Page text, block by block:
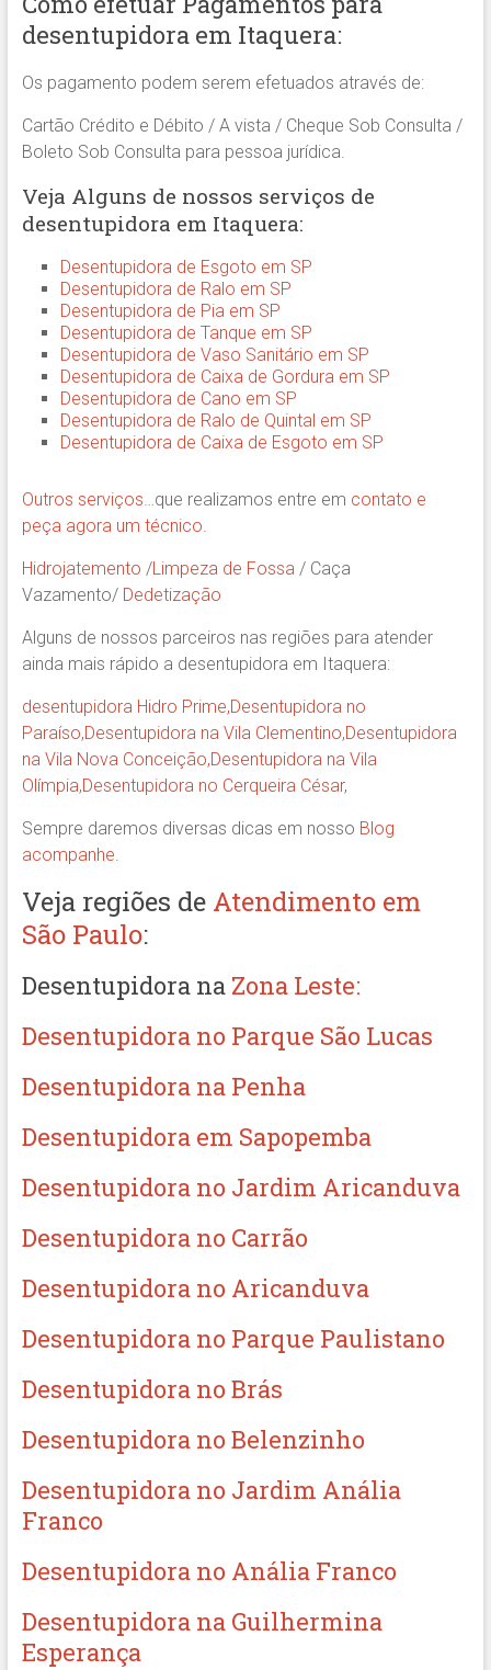
desentupidora em Itaquera:
Os pagamento podem serem efetuados através de:
Cartão Crédito e Débito / A vista / Cheque Sob Consulta /
Boleto Sob Consulta para pessoa jurídica.
Veja Alguns de nossos serviços de
desentupidora em Itaquera:
Desentupidora de Esgoto em SP
Desentupidora de Ralo em SP
Desentupidora de Pia em SP
Desentupidora de Tanque em SP
Desentupidora de Vaso Sanitário em SP
Desentupidora de Caixa de Gordura em SP
Desentupidora de Cano em SP
Desentupidora de Ralo de Quintal em SP
Desentupidora de Caixa de Esgoto em SP
Outros serviços…que realizamos entre em contato e
peça agora um técnico.
Hidrojatemento /Limpeza de Fossa/ Caça
Vazamento/ Dedetização
Alguns de nossos parceiros nas regiões para atender
ainda mais rápido a desentupidora em Itaquera:
desentupidora Hidro Prime,Desentupidora no
Paraíso,Desentupidora na Vila Clementino,Desentupidora
na Vila Nova Conceição,Desentupidora na Vila
Olímpia,Desentupidora no Cerqueira César,
Sempre daremos diversas dicas em nosso Blog
acompanhe.
Veja regiões de Atendimento em
São Paulo:
Desentupidora na Zona Leste:
Desentupidora no Parque São Lucas
Desentupidora na Penha
Desentupidora em Sapopemba
Desentupidora no Jardim Aricanduva
Desentupidora no Carrão
Desentupidora no Aricanduva
Desentupidora no Parque Paulistano
Desentupidora no Brás
Desentupidora no Belenzinho
Desentupidora no Jardim Anália
Franco
Desentupidora no Anália Franco
Desentupidora na Guilhermina
Esperança